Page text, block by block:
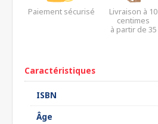
Paiement sécurisé
Livraison à 10
centimes
à partir de 35
Caractéristiques
ISBN
Âge